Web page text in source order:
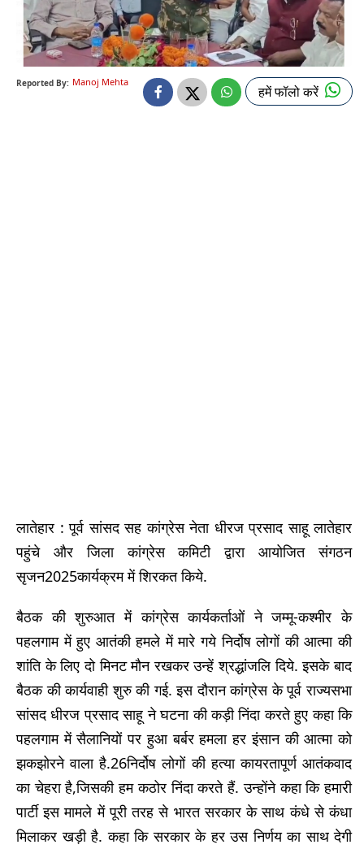
Reported By: Manoj Mehta
हमें फॉलो करें
लातेहार : पूर्व सांसद सह कांग्रेस नेता धीरज प्रसाद साहू लातेहार
पहुंचे और जिला कांग्रेस कमिटी द्वारा आयोजित संगठन
सृजन2025कार्यक्रम में शिरकत किये.
बैठक की शुरुआत में कांग्रेस कार्यकर्ताओं ने जम्मू-कश्मीर के
पहलगाम में हुए आतंकी हमले में मारे गये निर्दोष लोगों की आत्मा की
शांति के लिए दो मिनट मौन रखकर उन्हें श्रद्धांजलि दिये. इसके बाद
बैठक की कार्यवाही शुरु की गई. इस दौरान कांग्रेस के पूर्व राज्यसभा
सांसद धीरज प्रसाद साहू ने घटना की कड़ी निंदा करते हुए कहा कि
पहलगाम में सैलानियों पर हुआ बर्बर हमला हर इंसान की आत्मा को
झकझोरने वाला है.26निर्दोष लोगों की हत्या कायरतापूर्ण आतंकवाद
का चेहरा है,जिसकी हम कठोर निंदा करते हैं. उन्होंने कहा कि हमारी
पार्टी इस मामले में पूरी तरह से भारत सरकार के साथ कंधे से कंधा
मिलाकर खड़ी है. कहा कि सरकार के हर उस निर्णय का साथ देगी